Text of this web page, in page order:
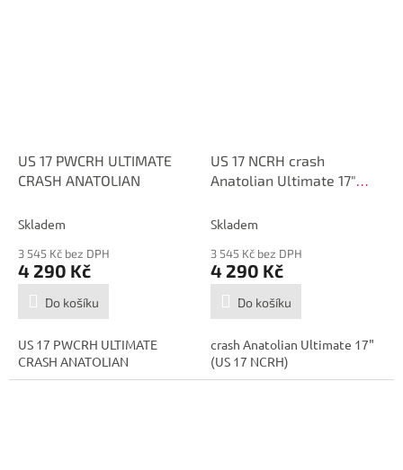
US 17 PWCRH ULTIMATE
CRASH ANATOLIAN
Skladem
3 545 Kč bez DPH
4 290 Kč
Do košíku
US 17 PWCRH ULTIMATE
CRASH ANATOLIAN
US 17 NCRH crash
Anatolian Ultimate 17"
Skladem
3 545 Kč bez DPH
4 290 Kč
Do košíku
crash Anatolian Ultimate 17"
(US 17 NCRH)